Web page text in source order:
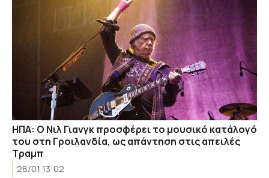
ΗΠΑ: Ο Νιλ Γιανγκ προσφέρει το μουσικό κατάλογό
του στη Γροιλανδία, ως απάντηση στις απειλές
Τραμπ
28/01 13:02